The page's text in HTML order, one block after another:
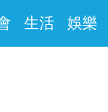
生活 娛樂